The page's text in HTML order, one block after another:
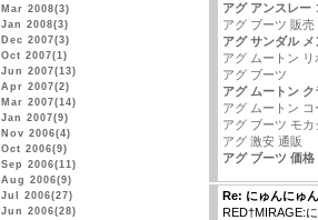
Mar 2008(3)
Jan 2008(3)
Dec 2007(3)
Oct 2007(1)
Jun 2007(13)
Apr 2007(2)
Mar 2007(14)
Jan 2007(9)
Nov 2006(4)
Oct 2006(9)
Sep 2006(11)
Aug 2006(9)
Jul 2006(27)
Jun 2006(28)
アグ アンスレー
アグ ブーツ 販売
アグ サンダル メ
アグ ムートン リ
アグ ブーツ
アグ ムートン
アグ ムートン
アグ ブーツ モカ
アグ 激安 通販
アグ ブーツ 価格
Re: にゅんにゅ
RED†MIRAGE: